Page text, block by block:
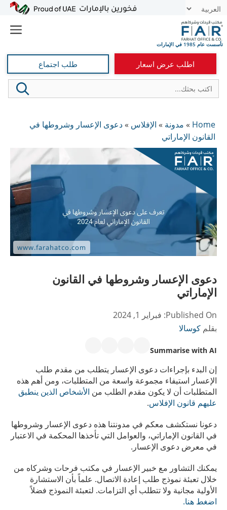
انتقل
المحتوى
اطلب عرض اسعار طلب اجتماع
Home
» مدونة » الإفلاس » دعوى الإعسار وشروطها في
القانون الإماراتي
دعوى الإعسار وشروطها في القانون
الإماراتي
Published On: فبراير 1, 2024
بقلم كوسالا
Summarise with AI
إن البدء بإجراءات دعوى الإعسار يتطلب من مقدم طلب
الإعسار استيفاء مجموعة واسعة من المتطلبات، ومن أهم هذه
المتطلبات أن لا يكون مقدم الطلب من الأشخاص الذين ينطبق
عليهم قانون الإفلاس.
دعونا نستكشف معكم في مدونتنا هذه دعوى الإعسار وشروطها
في القانون الإماراتي، والعوامل التي تأخذها المحكمة في الاعتبار
في معرض دعوى الإعسار.
يمكنك التشاور مع خبير الإعسار في مكتب فرحات وشركاه من
خلال تعبئة نموذج طلب إعادة الاتصال. علماً بأن الاستشارة
الأولية مجانية ولا تتطلب أي التزامات. لتعبئة النموذج فضلاً
اضغط هنا.